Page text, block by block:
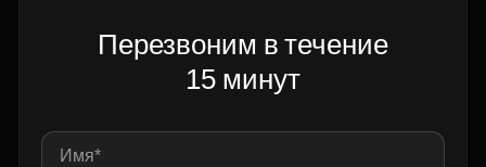
Перезвоним в течение
15 минут